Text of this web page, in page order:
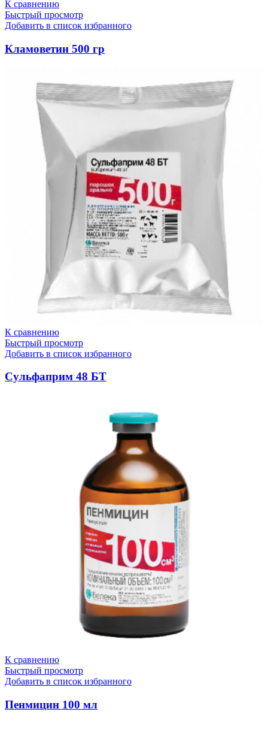
К сравнению
Быстрый просмотр
Добавить в список избранного
Кламоветин 500 гр
К сравнению
Быстрый просмотр
Добавить в список избранного
Сульфаприм 48 БТ
К сравнению
Быстрый просмотр
Добавить в список избранного
Пенмицин 100 мл